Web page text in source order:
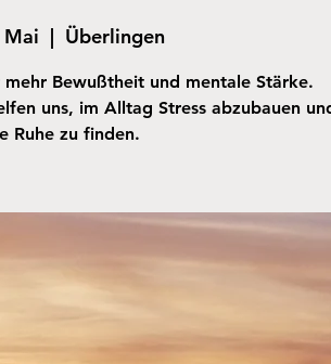
Mai
  |
Überlingen
Bewußtheit und mentale Stärke.
uns, im Alltag Stress abzubauen
Ruhe zu finden.